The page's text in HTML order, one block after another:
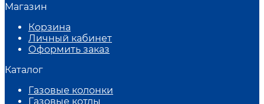
Магазин
Корзина
Личный кабинет
Оформить заказ
Каталог
Газовые колонки
Газовые котлы